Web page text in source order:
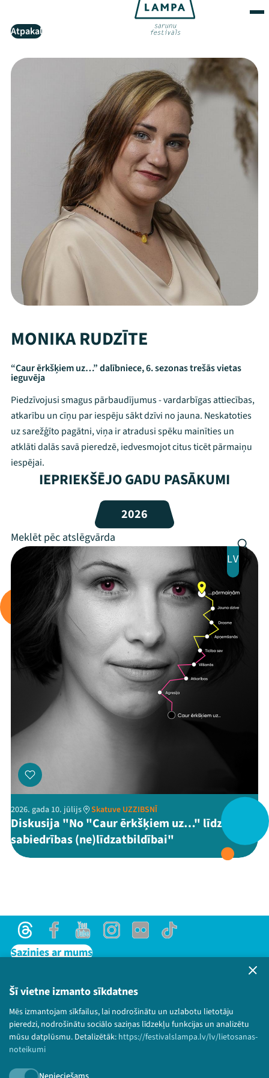
Šī vietne izmanto sīkdatnes
Mēs izmantojam sīkfailus, lai nodrošinātu un uzlabotu lietotāju
pieredzi, nodrošinātu sociālo saziņas līdzekļu funkcijas un analizētu
mūsu datplūsmu. Detalizētāk: https://festivalslampa.lv/lv/lietosanas-
noteikumi
Mana programma
Festivāls
Programma
Arhīvs
Viņi bija LAMPĀ 2026
Jaunumi
Ziedo
Veikals
Kontakti
ThreadsFacebookYoutube
X Instagram TikTok
Atpakaļ
MONIKA RUDZĪTE
“Caur ērkšķiem uz…” dalībniece, 6. sezonas trešās vietas
ieguvēja
Piedzīvojusi smagus pārbaudījumus - vardarbīgas attiecības,
atkarību un cīņu par iespēju sākt dzīvi no jauna. Neskatoties
uz sarežģīto pagātni, viņa ir atradusi spēku mainīties un
atklāti dalās savā pieredzē, iedvesmojot citus ticēt pārmaiņu
iespējai.
IEPRIEKŠĒJO GADU PASĀKUMI
2026
LV
2026. gada 10. jūlijs Skatuve UZZIBSNĪ
Diskusija "No "Caur ērkšķiem uz…" līdz
sabiedrības (ne)līdzatbildībai"
ThreadsFacebookYoutubeInstagram
Flick TikTok
Sazinies ar mums
Lietošanas noteikumi un sīkdatņu politika
Bērnu aizsardzības politika
© 2026 Sarunu festivāls LAMPA Visas tiesības
paturētas.